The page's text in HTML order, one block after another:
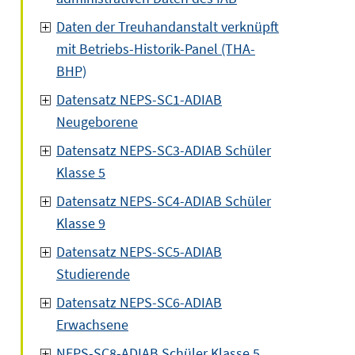
Daten der Treuhandanstalt verknüpft
mit Betriebs-Historik-Panel (THA-
BHP)
Datensatz NEPS-SC1-ADIAB
Neugeborene
Datensatz NEPS-SC3-ADIAB Schüler
Klasse 5
Datensatz NEPS-SC4-ADIAB Schüler
Klasse 9
Datensatz NEPS-SC5-ADIAB
Studierende
Datensatz NEPS-SC6-ADIAB
Erwachsene